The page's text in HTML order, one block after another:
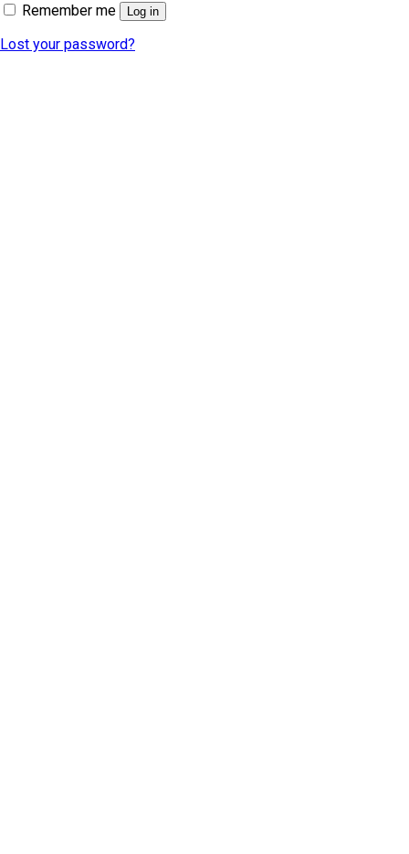
Remember me
Log in
Lost your password?